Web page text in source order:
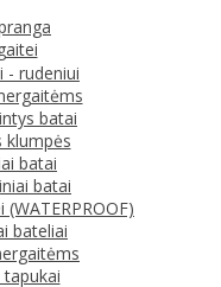
- rudeniui
batai
klumpės
batai
batai
bateliai
tapukai